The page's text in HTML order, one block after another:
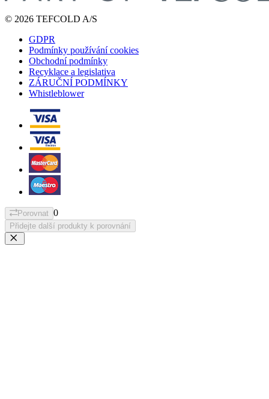
© 2026 TEFCOLD A/S
GDPR
Podmínky používání cookies
Obchodní podmínky
Recyklace a legislativa
ZÁRUČNÍ PODMÍNKY
Whistleblower
Porovnat 0
Přidejte další produkty k porovnání